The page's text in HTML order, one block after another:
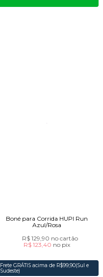
Boné para Corrida HUPI Run
Azul/Rosa
R$ 129,90 no cartão
R$ 123,40 no pix
Frete GRÁTIS acima de R$99,90(Sul e
Sudeste)